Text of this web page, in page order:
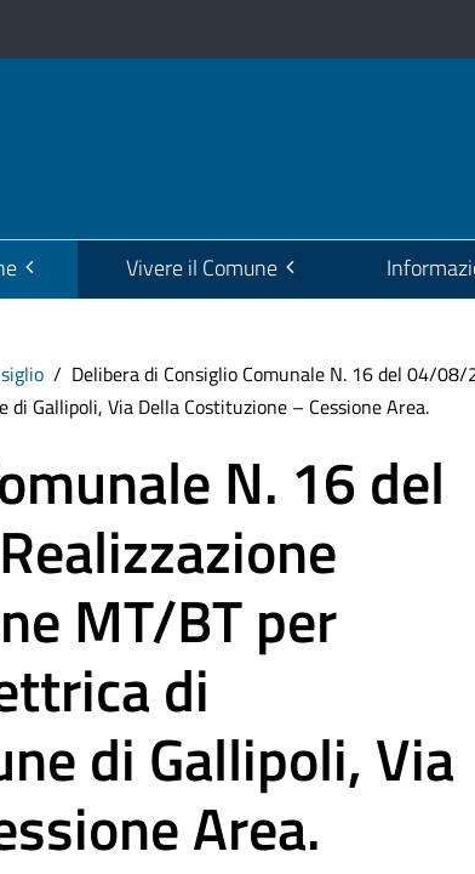
Vivere il Comune
Delibera di Consiglio Comunale N. 16 del 04/
Gallipoli, Via Della Costituzione – Cessione Area.
N. 16 del
MT/BT per
di
di Gallipoli, Via
Area.